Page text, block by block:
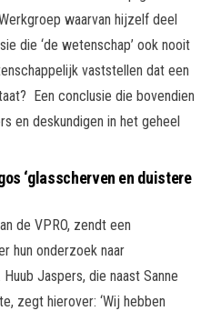
waarvan hijzelf deel
die ‘de wetenschap’ ook nooit
vaststellen dat een
Een conclusie die bovendien
en deskundigen in het geheel
‘glasscherven en duistere
de VPRO, zendt een
hun onderzoek naar
Jaspers, die naast Sanne
zegt hierover: ‘Wij hebben